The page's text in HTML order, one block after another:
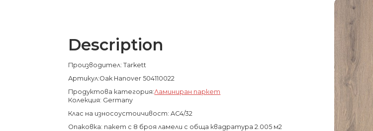
Description
Производител: Tarkett
Артикул:Oak Hanover 504110022
Продуктова категория:Ламиниран паркет
Колекция: Germany
Клас на износоустоичивост: AC4/32
Опаковка: пакет с 8 броя ламели с обща квадратура 2.005 м2